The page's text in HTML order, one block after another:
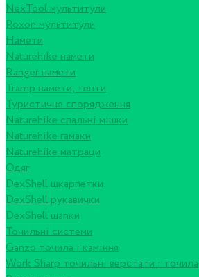
NexTool мультитули
Roxon мультитули
Намети
Naturehike намети
Ranger намети
Tramp намети, тенти
Туристичне спорядження
Naturehike спальні мішки
Naturehike гамаки
Naturehike матраци
Одяг
DexShell шкарпетки
DexShell рукавички
DexShell шапки
Точильні системи
Ganzo точила і каміння
Work Sharp точильні верстати і точила